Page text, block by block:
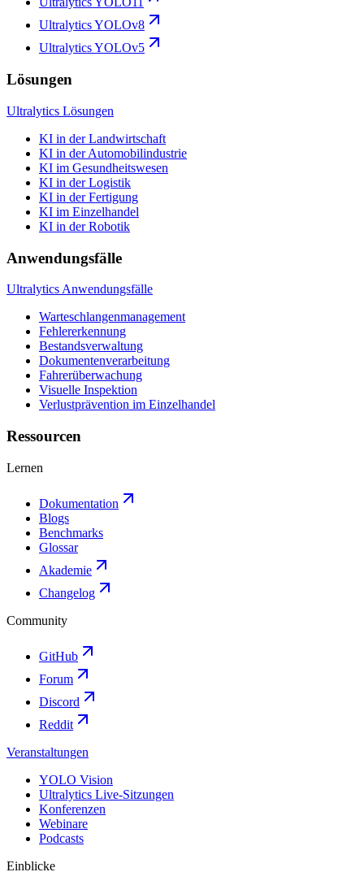
Ultralytics YOLOv8
Ultralytics YOLOv5
Lösungen
Ultralytics Lösungen
KI in der Landwirtschaft
KI in der Automobilindustrie
KI im Gesundheitswesen
KI in der Logistik
KI in der Fertigung
KI im Einzelhandel
KI in der Robotik
Anwendungsfälle
Ultralytics Anwendungsfälle
Warteschlangenmanagement
Fehlererkennung
Bestandsverwaltung
Dokumentenverarbeitung
Fahrerüberwachung
Visuelle Inspektion
Verlustprävention im Einzelhandel
Ressourcen
Lernen
Dokumentation
Blogs
Benchmarks
Glossar
Akademie
Changelog
Community
GitHub
Forum
Discord
Reddit
Veranstaltungen
YOLO Vision
Ultralytics Live-Sitzungen
Konferenzen
Webinare
Podcasts
Einblicke